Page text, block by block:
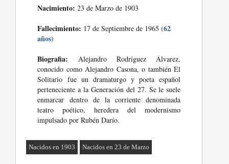
Nacimiento: 23 de Marzo de 1903
Fallecimiento: 17 de Septiembre de 1965(62
años)
Biografia: Alejandro Rodríguez Álvarez,
conocido como Alejandro Casona, o también El
Solitario fue un dramaturgo y poeta español
perteneciente a la Generación del 27. Se le suele
enmarcar dentro de la corriente denominada
teatro poético, heredera del modernismo
impulsado por Rubén Darío.
Nacidos en 1903 Nacidos en 23 de Marzo